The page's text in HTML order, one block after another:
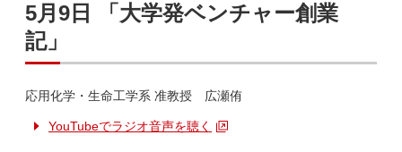
5月9日 「大学発ベンチャー創業
記」
応用化学・生命工学系 准教授 広瀬侑
YouTubeでラジオ音声を聴く